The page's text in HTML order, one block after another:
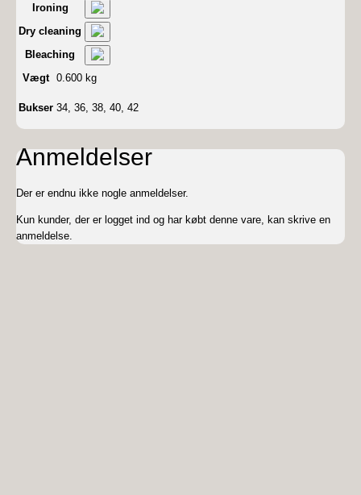
Ironing
Dry cleaning
Bleaching
Vægt 0.600 kg
Bukser 34, 36, 38, 40, 42
Anmeldelser
Der er endnu ikke nogle anmeldelser.
Kun kunder, der er logget ind og har købt denne vare, kan skrive en
anmeldelse.